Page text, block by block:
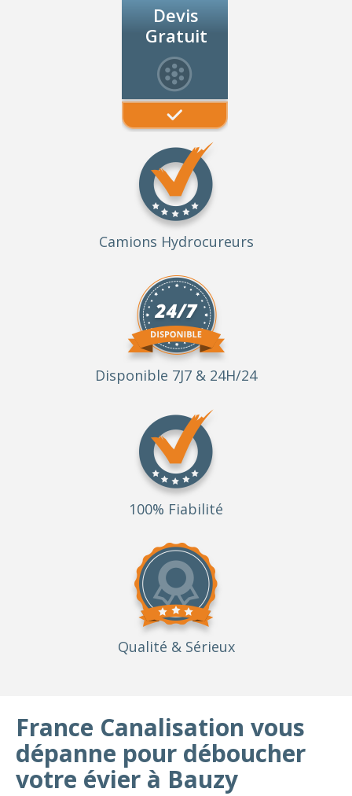
Devis
Gratuit
Camions Hydrocureurs
Disponible 7J7 & 24H/24
100% Fiabilité
Qualité & Sérieux
France Canalisation vous
dépanne pour déboucher
votre évier à Bauzy